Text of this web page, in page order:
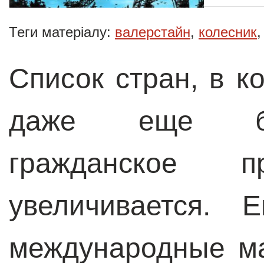
Теги матеріалу: валерстайн, колесник
Список стран, в
даже еще
гражданское
международные